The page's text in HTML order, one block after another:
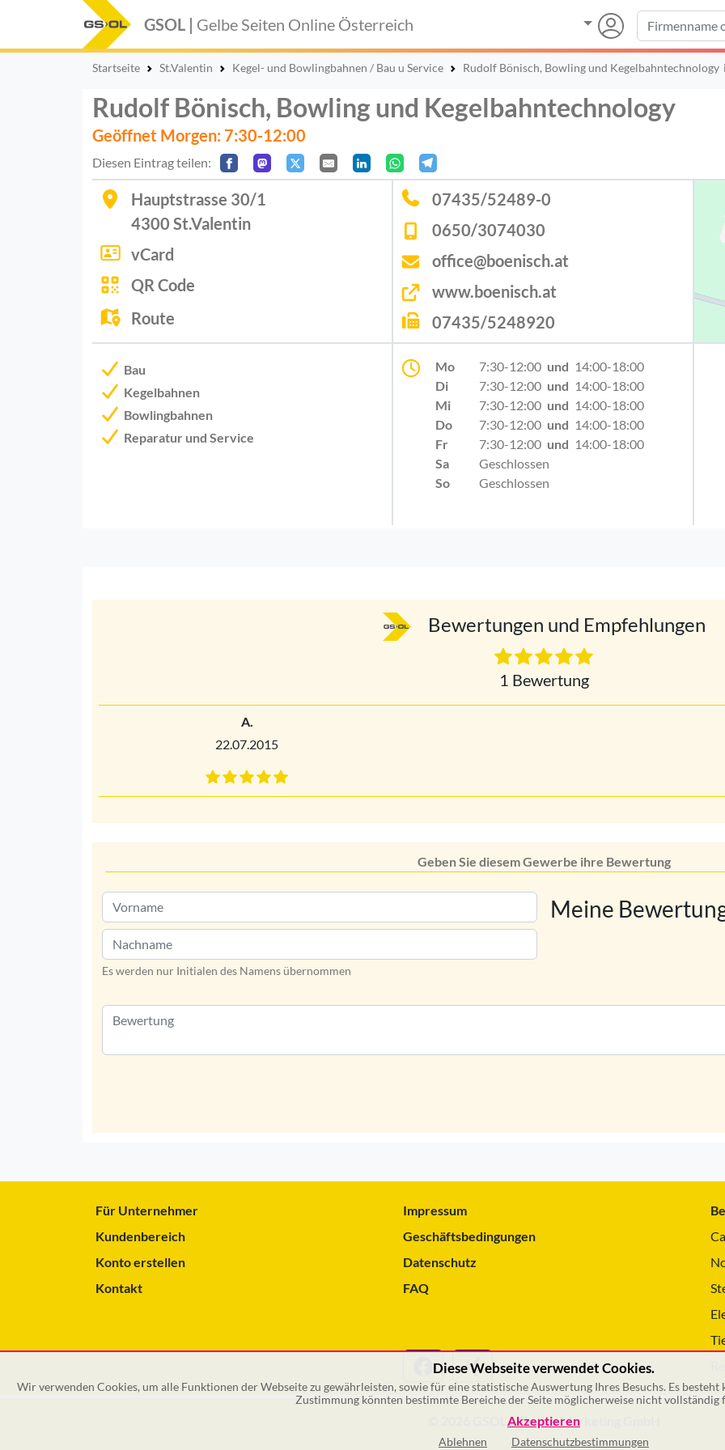
GSOL | Gelbe Seiten Online Österreich
Startseite St.Valentin Kegel- und Bowlingbahnen / Bau u Service Rudolf Bönisch, Bowling und Kegelbahntechnology
Rudolf Bönisch, Bowling und Kegelbahntechnology
Geöffnet Morgen: 7:30-12:00
Diesen Eintrag teilen:
Hauptstrasse 30/1
4300 St.Valentin
vCard
QR Code
Route
07435/52489-0
0650/3074030
office@boenisch.at
www.boenisch.at
07435/5248920
Bau
Kegelbahnen
Bowlingbahnen
Reparatur und Service
Mo 7:30-12:00 und 14:00-18:00
Di
7:30-12:00 und 14:00-18:00
Mi
7:30-12:00 und 14:00-18:00
Do
7:30-12:00 und 14:00-18:00
Fr
7:30-12:00 und 14:00-18:00
Sa
Geschlossen
So
Geschlossen
Bewertungen und Empfehlungen
1 Bewertung
A.
22.07.2015
Geben Sie diesem Gewerbe ihre Bewertung
Es werden nur Initialen des Namens übernommen
Meine
Für Unternehmer
Kundenbereich
Konto erstellen
Kontakt
Impressum
Geschäftsbedingungen
Datenschutz
FAQ
© 2026 GSOL – Online Marketing GmbH
Diese Webseite verwendet Cookies.
Wir verwenden Cookies, um alle Funktionen der Webseite zu gewährleisten, sowie für eine statistische Auswertung Ihres Besuchs. Es
Zustimmung könnten bestimmte Bereiche der Seite möglicherweise nicht vollständig
Akzeptieren
Ablehnen Datenschutzbestimmungen